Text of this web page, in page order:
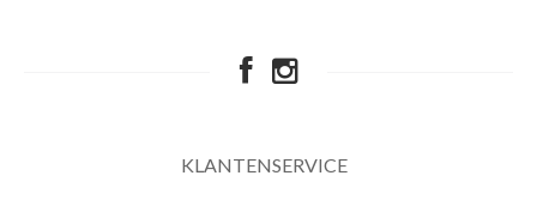
KLANTENSERVICE